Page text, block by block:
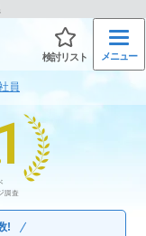
検討リスト メニュー
員
!